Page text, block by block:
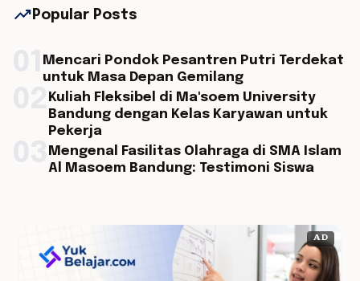
trending_up Popular Posts
Mencari Pondok Pesantren Putri Terdekat
untuk Masa Depan Gemilang
Kuliah Fleksibel di Ma'soem University
Bandung dengan Kelas Karyawan untuk
Pekerja
Mengenal Fasilitas Olahraga di SMA Islam
Al Masoem Bandung: Testimoni Siswa
AD